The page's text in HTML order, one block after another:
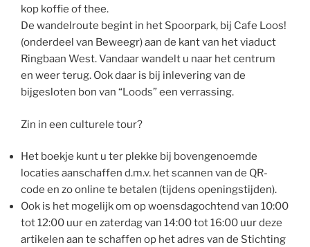
kop koffie of thee.
De wandelroute begint in het Spoorpark, bij Cafe Loos!
(onderdeel van Beweegr) aan de kant van het viaduct
Ringbaan West. Vandaar wandelt u naar het centrum
en weer terug. Ook daar is bij inlevering van de
bijgesloten bon van “Loods” een verrassing.
Zin in een culturele tour?
Het boekje kunt u ter plekke bij bovengenoemde
locaties aanschaffen d.m.v. het scannen van de QR-
code en zo online te betalen (tijdens openingstijden).
Ook is het mogelijk om op woensdagochtend van 10:00
tot 12:00 uur en zaterdag van 14:00 tot 16:00 uur deze
artikelen aan te schaffen op het adres van de Stichting